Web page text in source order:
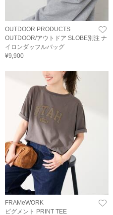
OUTDOOR PRODUCTS
OUTDOOR/アウトドア SLOBE別注 ナ
イロンダッフルバッグ
¥9,900
FRAMeWORK
ピグメント PRINT TEE